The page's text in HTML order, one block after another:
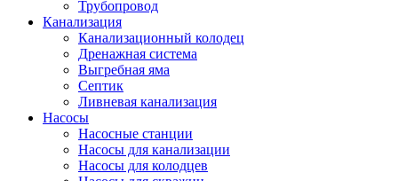
Трубопровод
Канализация
Канализационный колодец
Дренажная система
Выгребная яма
Септик
Ливневая канализация
Насосы
Насосные станции
Насосы для канализации
Насосы для колодцев